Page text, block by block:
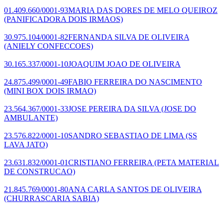
01.409.660/0001-93MARIA DAS DORES DE MELO QUEIROZ
(PANIFICADORA DOIS IRMAOS)
30.975.104/0001-82FERNANDA SILVA DE OLIVEIRA
(ANIELY CONFECCOES)
30.165.337/0001-10JOAQUIM JOAO DE OLIVEIRA
24.875.499/0001-49FABIO FERREIRA DO NASCIMENTO
(MINI BOX DOIS IRMAO)
23.564.367/0001-33JOSE PEREIRA DA SILVA (JOSE DO
AMBULANTE)
23.576.822/0001-10SANDRO SEBASTIAO DE LIMA (SS
LAVA JATO)
23.631.832/0001-01CRISTIANO FERREIRA (PETA MATERIAL
DE CONSTRUCAO)
21.845.769/0001-80ANA CARLA SANTOS DE OLIVEIRA
(CHURRASCARIA SABIA)